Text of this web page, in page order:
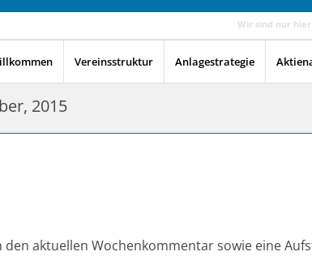
Wir sind nur
Vereinsstruktur Anlagestrategie
2015
aktuellen Wochenkommentar sowie eine